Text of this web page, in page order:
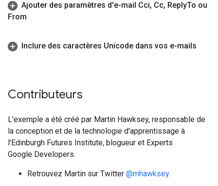
Ajouter des paramètres d'e-mail Cci, Cc, ReplyTo ou
From
Inclure des caractères Unicode dans vos e-mails
Contributeurs
L'exemple a été créé par Martin Hawksey, responsable de
la conception et de la technologie d'apprentissage à
l'Edinburgh Futures Institute, blogueur et Experts
Google Developers.
Retrouvez Martin sur Twitter @mhawksey.